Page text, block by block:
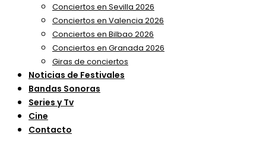
Conciertos en Sevilla 2026
Conciertos en Valencia 2026
Conciertos en Bilbao 2026
Conciertos en Granada 2026
Giras de conciertos
Noticias de Festivales
Bandas Sonoras
Series y Tv
Cine
Contacto